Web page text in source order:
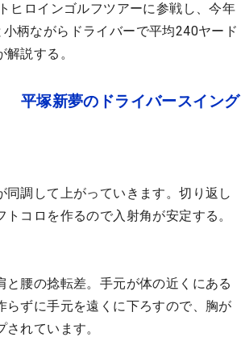
ヒロインゴルフツアーに参戦し、今年
柄ながらドライバーで平均240ヤード
説する。
平塚新夢のドライバースイング
調して上がっていきます。切り返し
コロを作るので入射角が安定する。
腰の捻転差。手元が体の近くにある
ずに手元を遠くに下ろすので、胸が
れています。